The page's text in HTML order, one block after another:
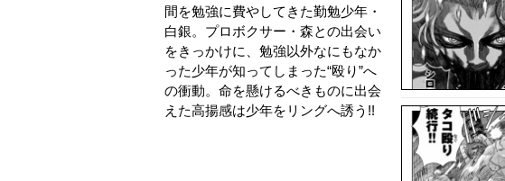
間を勉強に費やしてきた勤勉少年・
白銀。プロボクサー・森との出会い
をきっかけに、勉強以外なにもなか
った少年が知ってしまった“殴り”へ
の衝動。命を懸けるべきものに出会
えた高揚感は少年をリングへ誘う!!